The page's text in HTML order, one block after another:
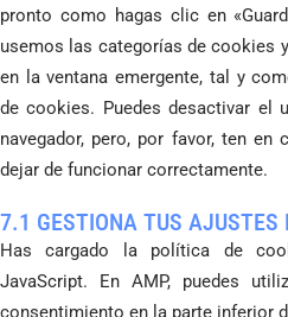
pronto como hagas clic en
usemos las categorías de cookies
en la ventana emergente, tal y
de cookies. Puedes desactivar el
navegador, pero, por favor, ten en
dejar de funcionar correctamente.
7.1 GESTIONA TUS AJUSTES
Has cargado la política de
JavaScript. En AMP, puedes
consentimiento en la parte inferior